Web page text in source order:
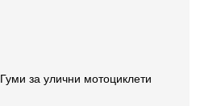
Гуми за улични мотоциклети